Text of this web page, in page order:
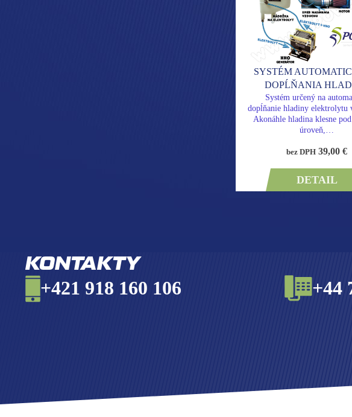
SYSTÉM
DOPĹŇANIA
Systém určený na
dopĺňanie hladiny elektrolytu
Akonáhle hladina klesne
úroveň,…
bez DPH 39,00 €
DETAIL
KONTAKTY
+421 918 160 106 +44